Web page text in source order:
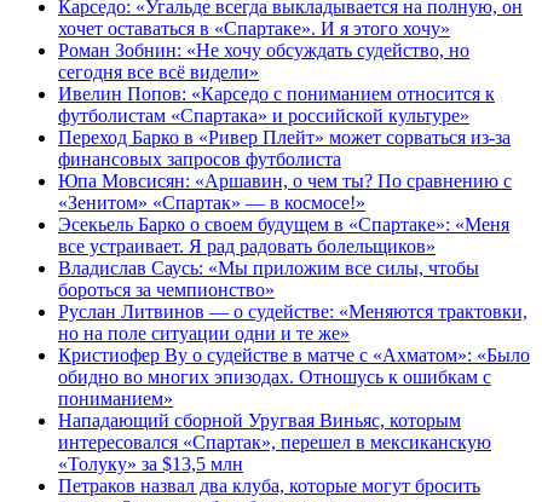
Карседо: «Угальде всегда выкладывается на полную, он
хочет оставаться в «Спартаке». И я этого хочу»
Роман Зобнин: «Не хочу обсуждать судейство, но
сегодня все всё видели»
Ивелин Попов: «Карседо с пониманием относится к
футболистам «Спартака» и российской культуре»
Переход Барко в «Ривер Плейт» может сорваться из‑за
финансовых запросов футболиста
Юпа Мовсисян: «Аршавин, о чем ты? По сравнению с
«Зенитом» «Спартак» — в космосе!»
Эсекьель Барко о своем будущем в «Спартаке»: «Меня
все устраивает. Я рад радовать болельщиков»
Владислав Саусь: «Мы приложим все силы, чтобы
бороться за чемпионство»
Руслан Литвинов — о судействе: «Меняются трактовки,
но на поле ситуации одни и те же»
Кристиофер Ву о судействе в матче с «Ахматом»: «Было
обидно во многих эпизодах. Отношусь к ошибкам с
пониманием»
Нападающий сборной Уругвая Виньяс, которым
интересовался «Спартак», перешел в мексиканскую
«Толуку» за $13,5 млн
Петраков назвал два клуба, которые могут бросить